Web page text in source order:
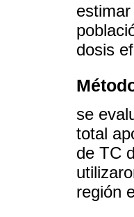
dosis
se
total
de TC
región